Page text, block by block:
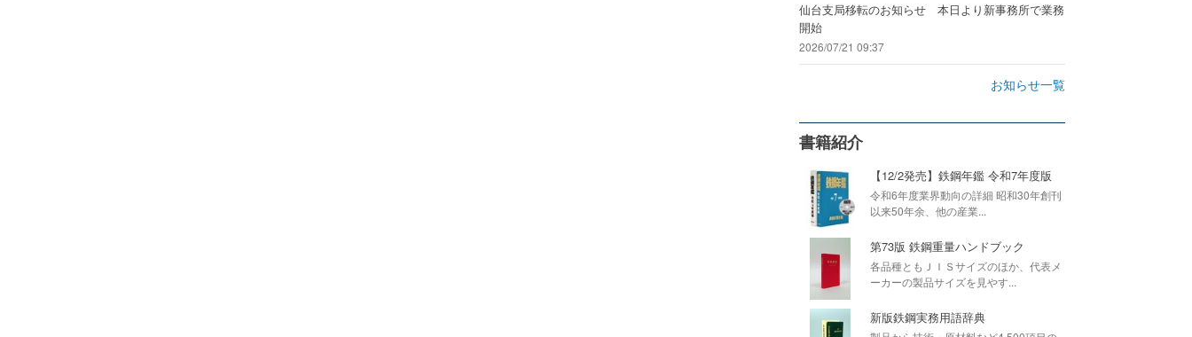
仙台支局移転のお知らせ 本日より新事務所で業務
開始
2026/07/21 09:37
お知らせ一覧
書籍紹介
【12/2発売】鉄鋼年鑑 令和7年度版
令和6年度業界動向の詳細 昭和30年創刊
以来50年余、他の産業...
第73版 鉄鋼重量ハンドブック
各品種ともＪＩＳサイズのほか、代表メ
ーカーの製品サイズを見やす...
新版鉄鋼実務用語辞典